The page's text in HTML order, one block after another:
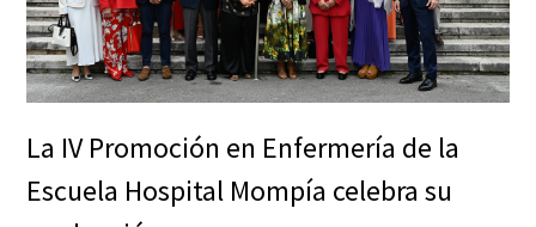
La IV Promoción en Enfermería de la
Escuela Hospital Mompía celebra su